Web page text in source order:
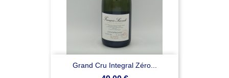
Grand Cru Integral Zéro...